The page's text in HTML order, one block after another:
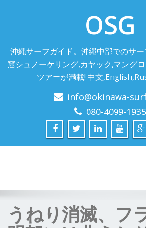
OSG
沖縄サーフガイド。沖縄中部でのサ
窟シュノーケリング,カヤック,マング
ツアーが満載! 中文
info@okinawa-
080-4099-1935
うねり消滅、フ